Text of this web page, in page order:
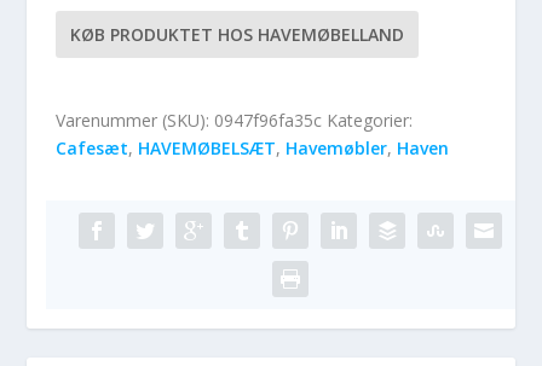
KØB PRODUKTET HOS HAVEMØBELLAND
Varenummer (SKU): 0947f96fa35c Kategorier:
Cafesæt, HAVEMØBELSÆT, Havemøbler, Haven